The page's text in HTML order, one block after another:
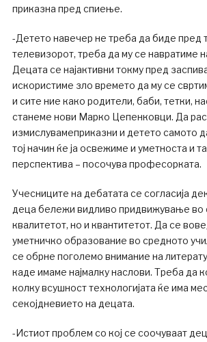
приказна пред спиење.
-Детето навечер не треба да биде пред
телевизорот, треба да му се навратиме
Децата се најактивни токму пред
искористиме зло времето да му се
и сите ние како родители, баби, тетки,
станеме нови Марко Цепенковци. Да
измислувамеприказни и детето самото
тој начин ќе ја освежиме и уметноста и
перспектива – посочува професорката.
Учесниците на дебатата се согласија
деца бележи видливо придвижување во
квалитетот, но и квантитетот. Да се
уметничко образование во средното
се обрне поголемо внимание на
каде имаме најмалку наслови. Треба да
колку всушност технологијата ќе има
секојдневието на децата.
-Истиот проблем со кој се соочуваат